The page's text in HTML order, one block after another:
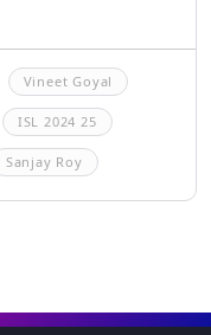
Vineet Goyal
ISL 2024 25
Sanjay Roy